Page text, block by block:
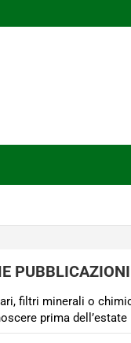
PUBBLICAZIONI
filtri minerali o
prima dell’estate